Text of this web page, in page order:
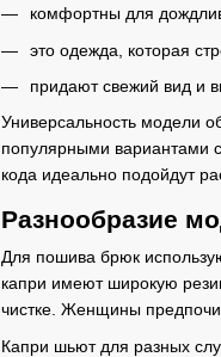
комфортны для
это одежда, которая
придают свежий вид и
Универсальность модели
популярными вариантами
кода идеально подойдут
Разнообразие
Для пошива брюк
капри имеют широкую
чистке. Женщины
Капри шьют для разных